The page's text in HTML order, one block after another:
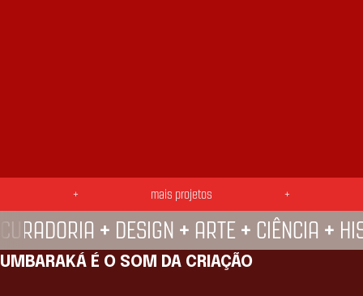
SE LIGA! — TROPICÁLIA —
GALERIA POP UP
DO CRAB —
+ mais projetos +
CURADORIA + DESIGN + ARTE + CIÊNCIA +
UMBARAKÁ É O SOM DA CRIAÇÃO